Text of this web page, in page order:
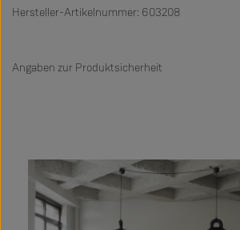
Hersteller-Artikelnummer: 603208
Angaben zur Produktsicherheit